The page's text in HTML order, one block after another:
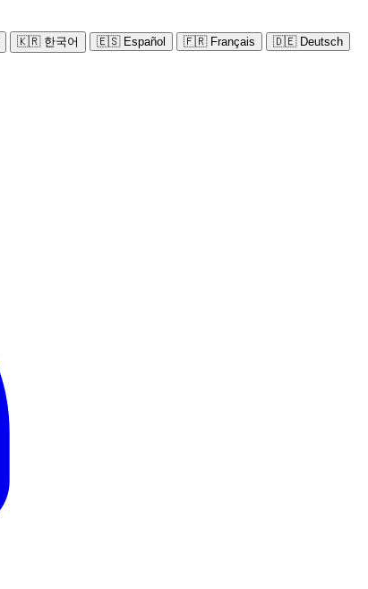
🇰🇷 한국어 🇪🇸 Español 🇫🇷 Français 🇩🇪 Deutsch